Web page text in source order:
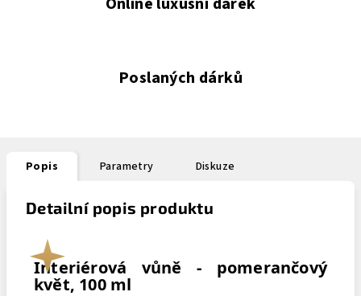
Poslaných dárků
Popis Parametry Diskuze
Detailní popis produktu
Interiérová vůně - pomerančový
květ, 100 ml